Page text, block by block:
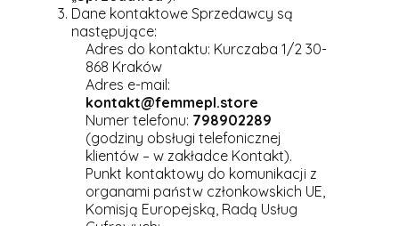
Dane kontaktowe Sprzedawcy są
następujące:
Adres do kontaktu: Kurczaba 1/2 30-
868 Kraków
Adres e-mail:
kontakt@femmepl.store
Numer telefonu: 798902289
(godziny obsługi telefonicznej
klientów – w zakładce Kontakt).
Punkt kontaktowy do komunikacji z
organami państw członkowskich UE,
Komisją Europejską, Radą Usług